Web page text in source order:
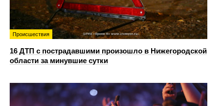
Происшествия
16 ДТП с пострадавшими произошло в Нижегородской
области за минувшие сутки